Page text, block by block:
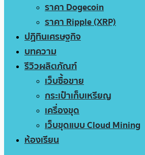
ราคา Dogecoin
ราคา Ripple (XRP)
ปฏิทินเศรษฐกิจ
บทความ
รีวิวผลิตภัณฑ์
เว็บซื้อขาย
กระเป๋าเก็บเหรียญ
เครื่องขุด
เว็บขุดแบบ Cloud Mining
ห้องเรียน